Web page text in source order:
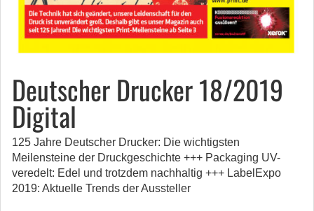
Deutscher Drucker 18/2019
Digital
125 Jahre Deutscher Drucker: Die wichtigsten
Meilensteine der Druckgeschichte +++ Packaging UV-
veredelt: Edel und trotzdem nachhaltig +++ LabelExpo
2019: Aktuelle Trends der Aussteller